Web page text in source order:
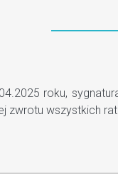
roku,
zwrotu wszystkich